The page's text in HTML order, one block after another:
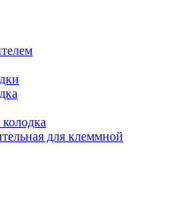
для клеммной